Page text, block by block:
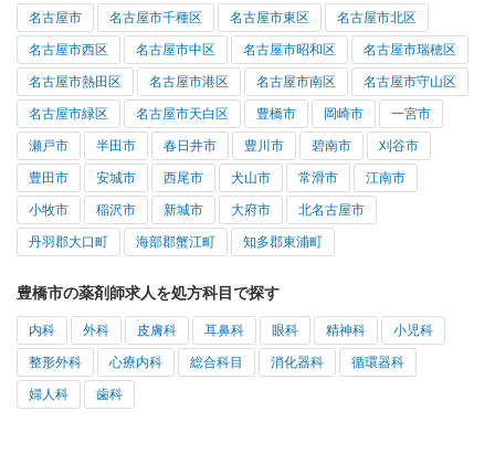
名古屋市 名古屋市千種区 名古屋市東区 名古屋市北区
名古屋市西区 名古屋市中区 名古屋市昭和区 名古屋市瑞穂区
名古屋市熱田区 名古屋市港区 名古屋市南区 名古屋市守山区
名古屋市緑区 名古屋市天白区 豊橋市 岡崎市 一宮市
瀬戸市 半田市 春日井市 豊川市 碧南市 刈谷市
豊田市 安城市 西尾市 犬山市 常滑市 江南市
小牧市 稲沢市 新城市 大府市 北名古屋市
丹羽郡大口町 海部郡蟹江町 知多郡東浦町
豊橋市の薬剤師求人を処方科目で探す
内科 外科 皮膚科 耳鼻科 眼科 精神科 小児科
整形外科 心療内科 総合科目 消化器科 循環器科
婦人科 歯科